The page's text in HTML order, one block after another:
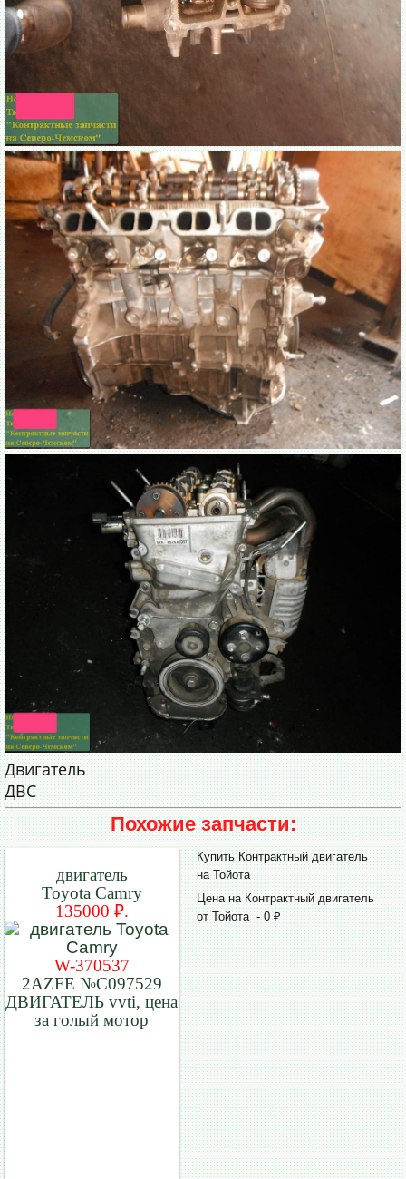
Двигатель
ДВС
Похожие запчасти:
двигатель
Toyota Camry
135000 ₽.
W-370537
2AZFE №C097529
ДВИГАТЕЛЬ vvti, цена
за голый мотор
Купить Контрактный двигатель
на Тойота
Цена на Контрактный двигатель
от Тойота - 0 ₽